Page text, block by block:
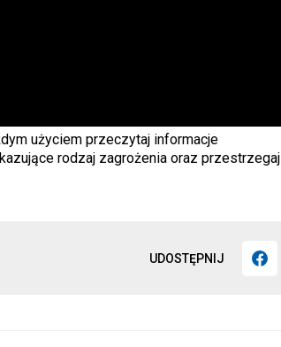
UDOSTĘPNIJ
użyciem przeczytaj informacje
rodzaj zagrożenia oraz przestrzegaj